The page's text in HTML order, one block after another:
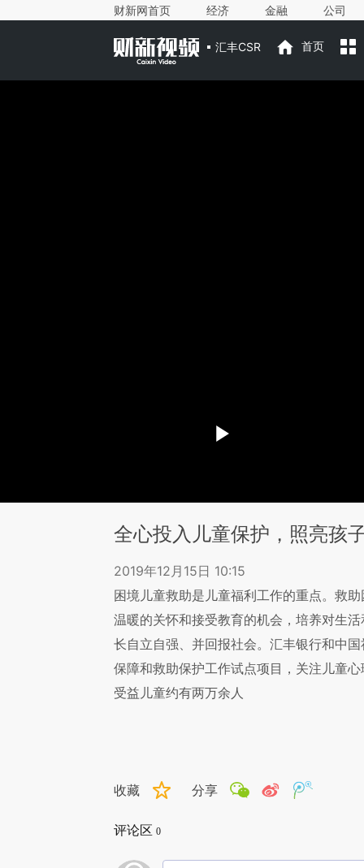
财新网首页 经济 金融 公司
汇丰CSR 首页
全心投入儿童保护，照亮孩
2019年12月15日 10:15
困境儿童救助是儿童福利工作的重点。救
温暖的关怀和接受教育的机会，培养对生
长自立自强、并回报社会。汇丰银行和中
保障和救助保护工作试点项目，关注儿童
受益儿童约有两万余人
收藏 分享
评论区 0